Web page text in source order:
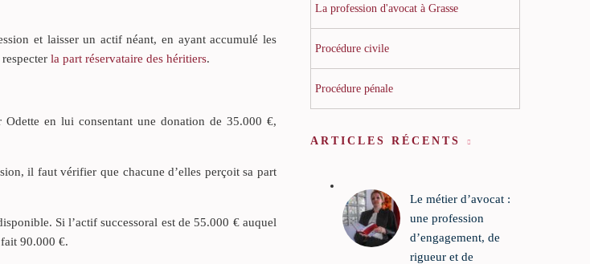
et laisser un actif néant, en ayant accumulé les
la part réservataire des héritiers.
en lui consentant une donation de 35.000 €,
il faut vérifier que chacune d’elles perçoit sa part
Si l’actif successoral est de 55.000 € auquel
90.000 €.
La profession d'avocat à Grasse
Procédure civile
Procédure pénale
ARTICLES RÉCENTS
Le métier d’avocat :
une profession
d’engagement, de
rigueur et de